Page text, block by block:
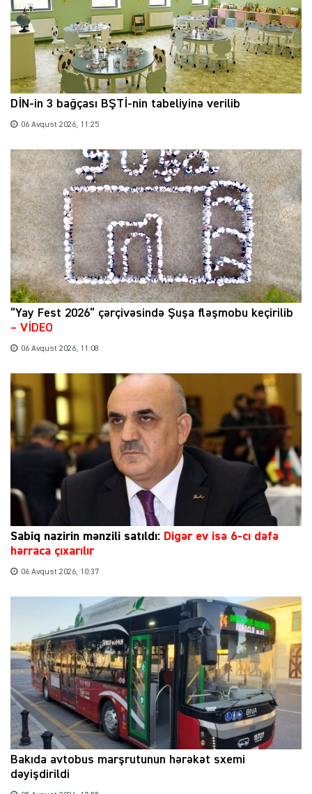
DİN-in 3 bağçası BŞTİ-nin tabeliyinə verilib
06 Avqust 2026, 11:25
“Yay Fest 2026” çərçivəsində Şuşa fləşmobu keçirilib
– VİDEO
06 Avqust 2026, 11:08
Sabiq nazirin mənzili satıldı: Digər ev isə 6-cı dəfə
hərraca çıxarılır
06 Avqust 2026, 10:37
Bakıda avtobus marşrutunun hərəkət sxemi
dəyişdirildi